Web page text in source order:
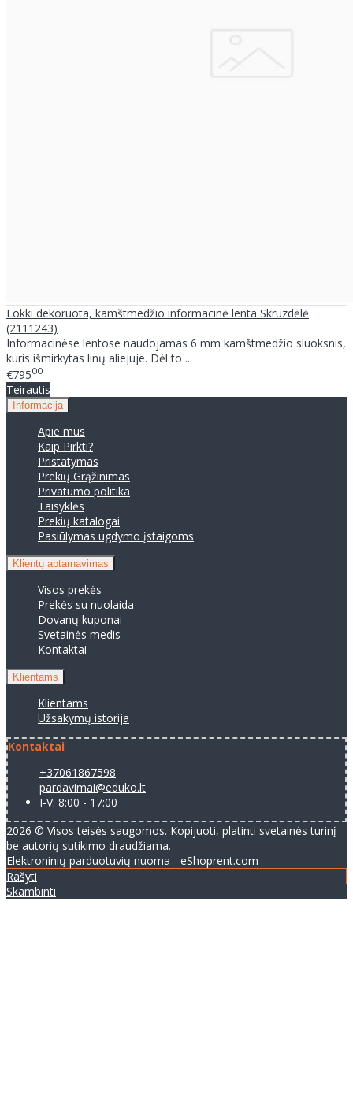
Lokki dekoruota, kamštmedžio informacinė lenta Skruzdėlė
(2111243)
Informacinėse lentose naudojamas 6 mm kamštmedžio sluoksnis,
kuris išmirkytas linų aliejuje. Dėl to ..
€79500
Teirautis
Informacija
Apie mus
Kaip Pirkti?
Pristatymas
Prekių Grąžinimas
Privatumo politika
Taisyklės
Prekių katalogai
Pasiūlymas ugdymo įstaigoms
Klientų aptarnavimas
Visos prekės
Prekės su nuolaida
Dovanų kuponai
Svetainės medis
Kontaktai
Klientams
Klientams
Užsakymų istorija
Kontaktai
+37061867598
pardavimai@eduko.lt
I-V: 8:00 - 17:00
2026 © Visos teisės saugomos. Kopijuoti, platinti svetainės turinį
be autorių sutikimo draudžiama.
Elektroninių parduotuvių nuoma - eShoprent.com
Rašyti
Skambinti